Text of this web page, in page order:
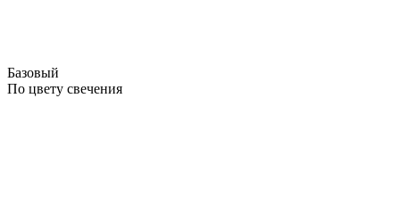
Базовый
По цвету свечения